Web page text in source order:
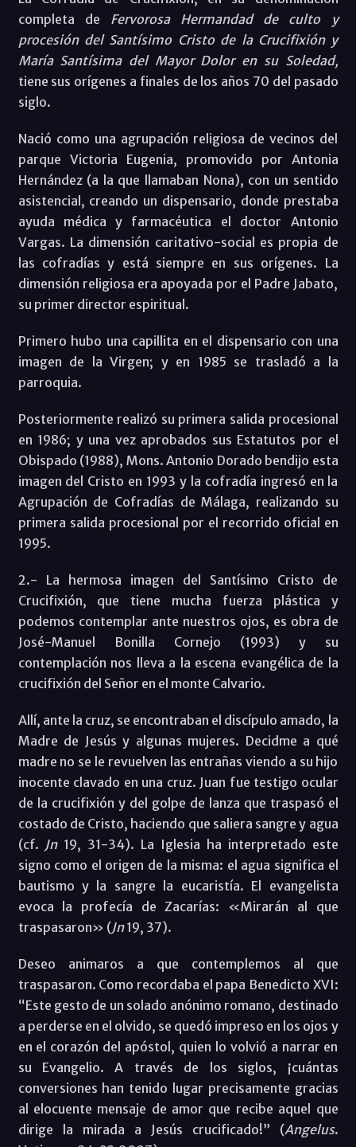
completa de Fervorosa Hermandad de culto y
procesión del Santísimo Cristo de la Crucifixión y
María Santísima del Mayor Dolor en su Soledad,
tiene sus orígenes a finales de los años 70 del pasado
siglo.
Nació como una agrupación religiosa de vecinos del
parque Victoria Eugenia, promovido por Antonia
Hernández (a la que llamaban Nona), con un sentido
asistencial, creando un dispensario, donde prestaba
ayuda médica y farmacéutica el doctor Antonio
Vargas. La dimensión caritativo-social es propia de
las cofradías y está siempre en sus orígenes. La
dimensión religiosa era apoyada por el Padre Jabato,
su primer director espiritual.
Primero hubo una capillita en el dispensario con una
imagen de la Virgen; y en 1985 se trasladó a la
parroquia.
Posteriormente realizó su primera salida procesional
en 1986; y una vez aprobados sus Estatutos por el
Obispado (1988), Mons. Antonio Dorado bendijo esta
imagen del Cristo en 1993 y la cofradía ingresó en la
Agrupación de Cofradías de Málaga, realizando su
primera salida procesional por el recorrido oficial en
1995.
2.- La hermosa imagen del Santísimo Cristo de
Crucifixión, que tiene mucha fuerza plástica y
podemos contemplar ante nuestros ojos, es obra de
José-Manuel Bonilla Cornejo (1993) y su
contemplación nos lleva a la escena evangélica de la
crucifixión del Señor en el monte Calvario.
Allí, ante la cruz, se encontraban el discípulo amado, la
Madre de Jesús y algunas mujeres. Decidme a qué
madre no se le revuelven las entrañas viendo a su hijo
inocente clavado en una cruz. Juan fue testigo ocular
de la crucifixión y del golpe de lanza que traspasó el
costado de Cristo, haciendo que saliera sangre y agua
(cf. Jn19, 31-34). La Iglesia ha interpretado este
signo como el origen de la misma: el agua significa el
bautismo y la sangre la eucaristía. El evangelista
evoca la profecía de Zacarías: «Mirarán al que
traspasaron» (Jn19, 37).
Deseo animaros a que contemplemos al que
traspasaron. Como recordaba el papa Benedicto XVI:
“Este gesto de un solado anónimo romano, destinado
a perderse en el olvido, se quedó impreso en los ojos y
en el corazón del apóstol, quien lo volvió a narrar en
su Evangelio. A través de los siglos, ¡cuántas
conversiones han tenido lugar precisamente gracias
al elocuente mensaje de amor que recibe aquel que
dirige la mirada a Jesús crucificado!” (Angelus.